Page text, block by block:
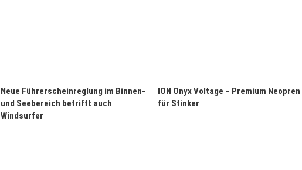
Neue Führerscheinreglung im Binnen-
und Seebereich betrifft auch
Windsurfer
ION Onyx Voltage – Premium Neopren
für Stinker